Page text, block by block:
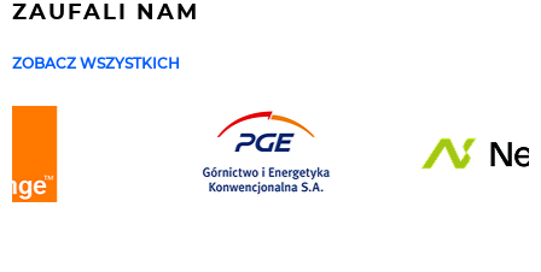
ZAUFALI NAM
ZOBACZ WSZYSTKICH